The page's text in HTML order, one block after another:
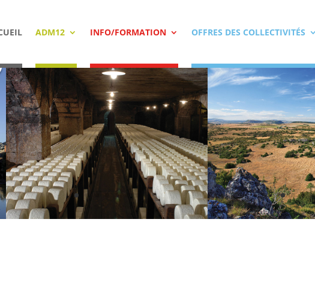
ADM12 INFO/FORMATION OFFRES DES COLLECTIVITÉS